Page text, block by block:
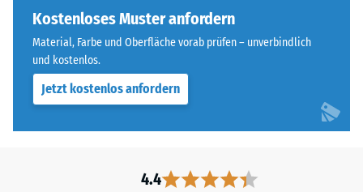
Kostenloses Muster anfordern
Material, Farbe und Oberfläche vorab prüfen – unverbindlich
und kostenlos.
Jetzt kostenlos anfordern
4.4